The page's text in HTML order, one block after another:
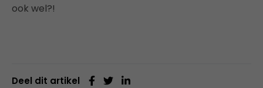
ook wel?!
Deel dit artikel